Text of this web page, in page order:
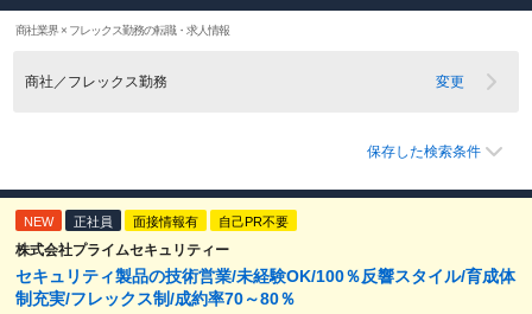
商社業界 × フレックス勤務の転職・求人情報
商社／フレックス勤務 変更
保存した検索条件
NEW 正社員 面接情報有 自己PR不要
株式会社プライムセキュリティー
セキュリティ製品の技術営業/未経験OK/100％反響スタイル/育成体
制充実/フレックス制/成約率70～80％